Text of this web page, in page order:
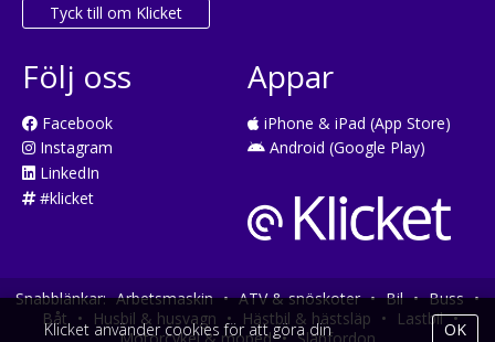
Tyck till om Klicket
Följ oss
Facebook
Instagram
LinkedIn
#klicket
Appar
iPhone & iPad (App Store)
Android (Google Play)
Snabblänkar: Arbetsmaskin • ATV & snöskoter • Bil • Buss •
Båt • Husbil & husvagn • Hästbil & hästsläp • Lastbil •
Klicket använder cookies för att göra din
OK